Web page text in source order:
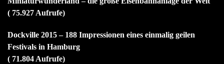
( 75.927 Aufrufe)
Dockville 2015 – 188 Impressionen eines einmalig geilen
Festivals in Hamburg
( 71.804 Aufrufe)